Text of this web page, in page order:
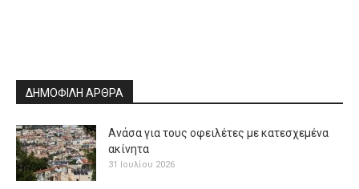
ΔΗΜΟΦΙΛΗ ΑΡΘΡΑ
Ανάσα για τους οφειλέτες με κατεσχεμένα
ακίνητα
31 Ιουλίου 2026